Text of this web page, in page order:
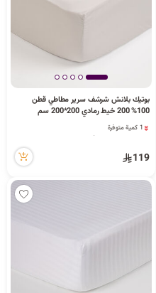
بوتيك بلانش شرشف سرير مطاطي قطن
100% 200 خيط رمادي 200*200 سم
1 قطعة بيعت مؤخراً
1 كمية متوفرة
9 مشاهدة مؤخراً
119